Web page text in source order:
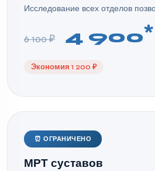
Исследование всех отделов
6 100 ₽ 4 900*
Экономия 1 200 ₽
⏰ ОГРАНИЧЕНО
МРТ суставов